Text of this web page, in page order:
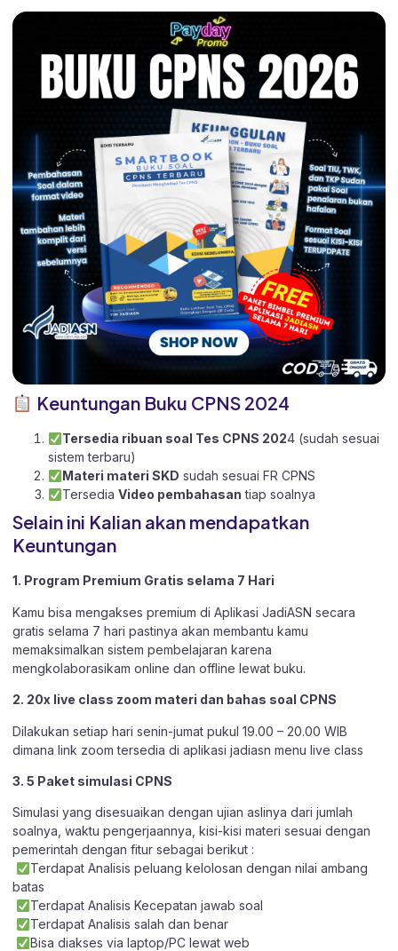
Keuntungan Buku CPNS 2024
Tersedia ribuan soal Tes CPNS 2024 (sudah sesuai
sistem terbaru)
Materi materi SKD sudah sesuai FR CPNS
Tersedia Video pembahasan tiap soalnya
Selain ini Kalian akan mendapatkan
Keuntungan
1. Program Premium Gratis selama 7 Hari
Kamu bisa mengakses premium di Aplikasi JadiASN secara
gratis selama 7 hari pastinya akan membantu kamu
memaksimalkan sistem pembelajaran karena
mengkolaborasikam online dan offline lewat buku.
2. 20x live class zoom materi dan bahas soal CPNS
Dilakukan setiap hari senin-jumat pukul 19.00 – 20.00 WIB
dimana link zoom tersedia di aplikasi jadiasn menu live class
3. 5 Paket simulasi CPNS
Simulasi yang disesuaikan dengan ujian aslinya dari jumlah
soalnya, waktu pengerjaannya, kisi-kisi materi sesuai dengan
pemerintah dengan fitur sebagai berikut :
Terdapat Analisis peluang kelolosan dengan nilai ambang
batas
Terdapat Analisis Kecepatan jawab soal
Terdapat Analisis salah dan benar
Bisa diakses via laptop/PC lewat web